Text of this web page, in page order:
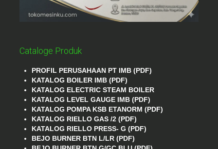
Cataloge Produk
PROFIL PERUSAHAAN PT IMB (PDF)
KATALOG BOILER IMB (PDF)
KATALOG ELECTRIC STEAM BOILER
KATALOG LEVEL GAUGE IMB (PDF)
KATALOG POMPA KSB ETANORM (PDF)
KATALOG RIELLO GAS /2 (PDF)
KATALOG RIELLO PRESS- G (PDF)
BEJO BURNER BTN L/LR (PDF)